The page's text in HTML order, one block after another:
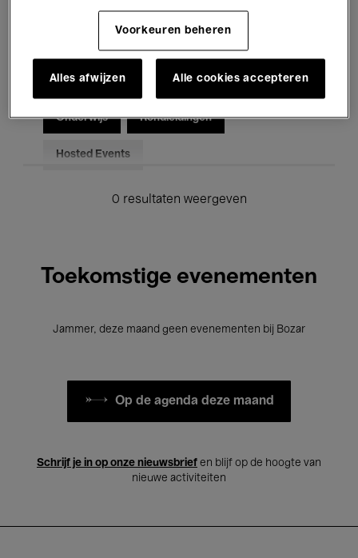
Voor iedereen Kids’ Palace
Onderwijs Rondleidingen
Hosted Events
0 resultaten weergeven
Toekomstige evenementen
Jammer, deze maand geen evenementen bij Bozar
Op de agenda deze maand
Schrijf je in op onze nieuwsbrief en blijf op de hoogte van
nieuwe activiteiten
Voorkeuren beheren
Alles afwijzen Alle cookies accepteren